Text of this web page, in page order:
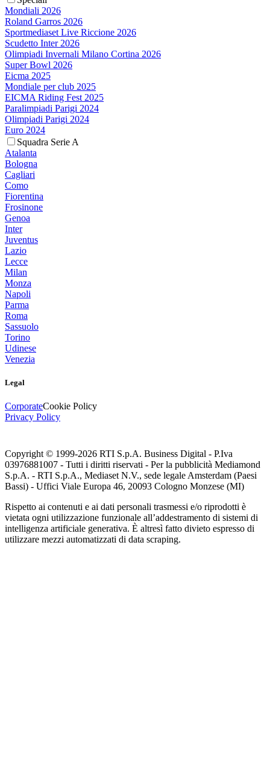
Mondiali 2026
Roland Garros 2026
Sportmediaset Live Riccione 2026
Scudetto Inter 2026
Olimpiadi Invernali Milano Cortina 2026
Super Bowl 2026
Eicma 2025
Mondiale per club 2025
EICMA Riding Fest 2025
Paralimpiadi Parigi 2024
Olimpiadi Parigi 2024
Euro 2024
Squadra Serie A
Atalanta
Bologna
Cagliari
Como
Fiorentina
Frosinone
Genoa
Inter
Juventus
Lazio
Lecce
Milan
Monza
Napoli
Parma
Roma
Sassuolo
Torino
Udinese
Venezia
Legal
CorporateCookie Policy
Privacy Policy
Copyright © 1999-2026 RTI S.p.A. Business Digital - P.Iva
03976881007 - Tutti i diritti riservati - Per la pubblicità Mediamond
S.p.A. - RTI S.p.A., Mediaset N.V., sede legale Amsterdam (Paesi
Bassi) - Uffici Viale Europa 46, 20093 Cologno Monzese (MI)
Rispetto ai contenuti e ai dati personali trasmessi e/o riprodotti è
vietata ogni utilizzazione funzionale all’addestramento di sistemi di
intelligenza artificiale generativa. È altresì fatto divieto espresso di
utilizzare mezzi automatizzati di data scraping.